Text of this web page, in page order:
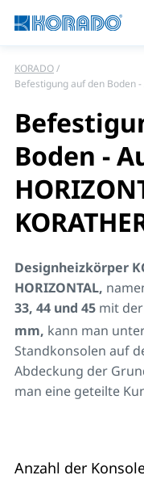
KORADO
Befestigung auf den Boden -
Boden -
Designheizkörper
HORIZONTAL,
33, 44 und 45 mit
mm, kann man
Standkonsolen auf
Abdeckung der
man eine geteilte
Anzahl der